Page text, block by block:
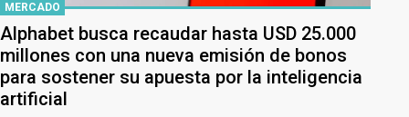
MERCADO
Alphabet busca recaudar hasta USD 25.000
millones con una nueva emisión de bonos
para sostener su apuesta por la inteligencia
artificial